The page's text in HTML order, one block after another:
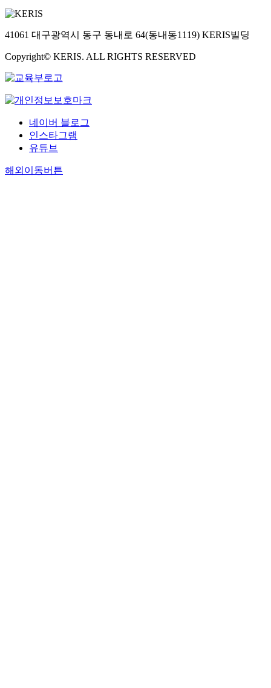
41061 대구광역시 동구 동내로 64(동내동1119) KERIS빌딩
Copyright© KERIS. ALL RIGHTS RESERVED
네이버 블로그
인스타그램
유튜브
해외이동버튼